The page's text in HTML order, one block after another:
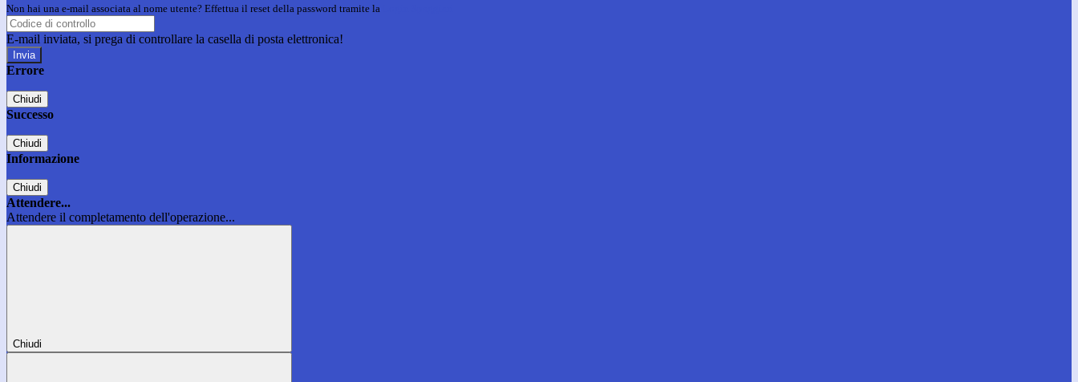
Non hai una e-mail associata al nome utente? Effettua il reset della password tramite la
E-mail inviata, si prega di controllare la casella di posta elettronica!
Errore
Chiudi
Successo
Chiudi
Informazione
Chiudi
Attendere...
Attendere il completamento dell'operazione...
Chiudi